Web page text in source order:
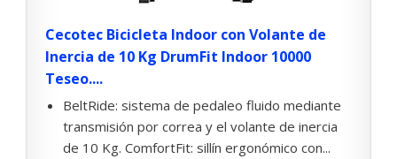
Cecotec Bicicleta Indoor con Volante de
Inercia de 10 Kg DrumFit Indoor 10000
Teseo....
BeltRide: sistema de pedaleo fluido mediante
transmisión por correa y el volante de inercia
de 10 Kg. ComfortFit: sillín ergonómico con...